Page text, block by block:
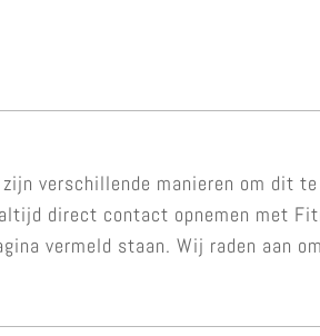
verschillende manieren om dit
direct contact opnemen met
vermeld staan. Wij raden aan